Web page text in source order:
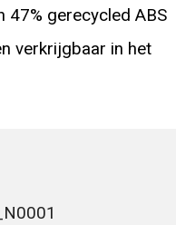
47% gerecycled ABS
verkrijgbaar in het